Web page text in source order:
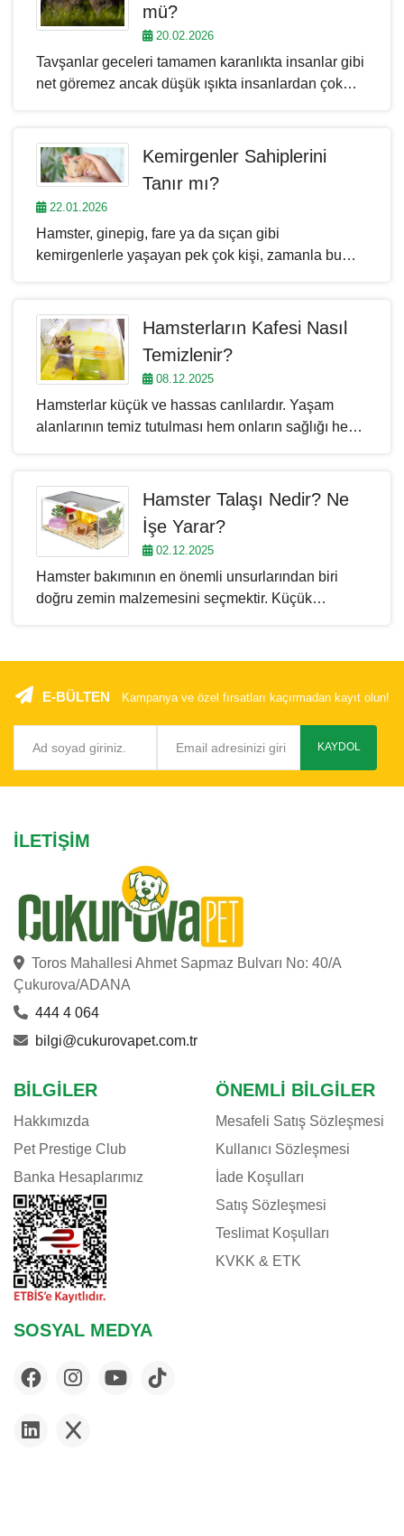
mü?
20.02.2026
Tavşanlar geceleri tamamen karanlıkta insanlar gibi
net göremez ancak düşük ışıkta insanlardan çok
olmasıdır. Tavşanlar doğaları gereği hem gündüz
hem gece aktif olabilen, yani krepüsküler canlılardır.
Özellikle gün doğumu ve gün batımı saatlerinde
daha hareketlidirler. Bu nedenle tavşanların göz
yapısı loş ve düşük ışıklı ortamlarda daha
avantajlıdır.
Kemirgenler Sahiplerini
Tanır mı?
22.01.2026
Hamster, ginepig, fare ya da sıçan gibi
kemirgenlerle yaşayan pek çok kişi, zamanla bu
nedeniyle duygularını açıkça belli etmeseler de,
kemirgenler sandığımızdan çok daha algılayıcı
canlılardır. Peki gerçekten sahiplerini tanıyabilirler
mi?
Hamsterların Kafesi Nasıl
Temizlenir?
08.12.2025
Hamsterlar küçük ve hassas canlılardır. Yaşam
alanlarının temiz tutulması hem onların sağlığı hem
bir kafes, hamsterın daha mutlu, enerjik ve sağlıklı
olmasını sağlar. Bu yazıda hamster kafesinin nasıl
temizlenmesi gerektiğini, hangi adımların izlenmesi
gerektiğini ve temizlik sırasında dikkat edilmesi
gereken noktaları inceliyoruz.
Hamster Talaşı Nedir? Ne
İşe Yarar?
02.12.2025
Hamster bakımının en önemli unsurlarından biri
doğru zemin malzemesini seçmektir. Küçük
büyük rol oynar. Hem yaşam alanlarının temiz
kalmasını sağlar hem de onların doğal
davranışlarını destekler. Bu yazıda hamster talaşının
ne olduğunu, ne işe yaradığını, hangi türlerin daha
sağlıklı olduğunu ve seçim yaparken nelere dikkat
edilmesi gerektiğini detaylı bir şekilde anlatıyoruz.
E-BÜLTEN Kampanya ve özel fırsatları kaçırmadan kayıt olun!
KAYDOL
İLETIŞIM
Toros Mahallesi Ahmet Sapmaz Bulvarı No: 40/A
Çukurova/ADANA
444 4 064
bilgi@cukurovapet.com.tr
BILGILER
Hakkımızda
Pet Prestige Club
Banka Hesaplarımız
ÖNEMLI BILGILER
Mesafeli Satış Sözleşmesi
Kullanıcı Sözleşmesi
İade Koşulları
Satış Sözleşmesi
Teslimat Koşulları
KVKK & ETK
SOSYAL MEDYA